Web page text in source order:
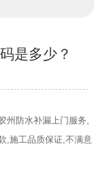
是多少？
州防水补漏上门服务,
,施工品质保证,不满意